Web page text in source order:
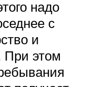
надо
с
и
При этом